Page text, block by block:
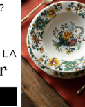
PACK